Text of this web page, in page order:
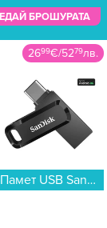
БРОШУРАТА
7899€/1545лв.
Монитор ACER SA242YH1bi UM.QS2EE.109 , 23.80...